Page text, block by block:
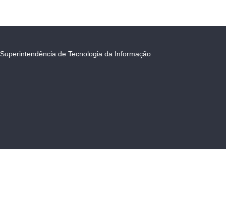
Superintendência de Tecnologia da Informação